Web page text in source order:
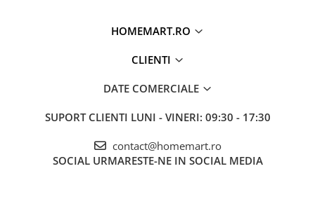
HOMEMART.RO
CLIENTI
DATE COMERCIALE
SUPORT CLIENTI LUNI - VINERI: 09:30 - 17:30
contact@homemart.ro
SOCIAL URMARESTE-NE IN SOCIAL MEDIA